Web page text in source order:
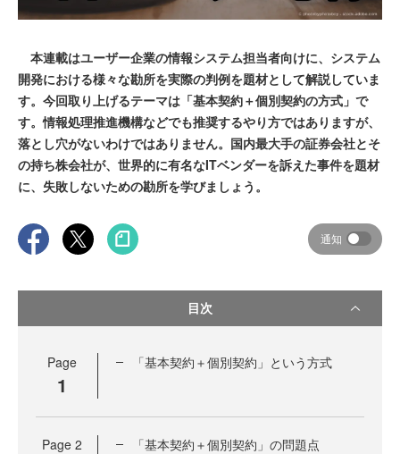
本連載はユーザー企業の情報システム担当者向けに、システム
開発における様々な勘所を実際の判例を題材として解説していま
す。今回取り上げるテーマは「基本契約＋個別契約の方式」で
す。情報処理推進機構などでも推奨するやり方ではありますが、
落とし穴がないわけではありません。国内最大手の証券会社とそ
の持ち株会社が、世界的に有名なITベンダーを訴えた事件を題材
に、失敗しないための勘所を学びましょう。
通知
目次
Page
1
「基本契約＋個別契約」という方式
Page 2 「基本契約＋個別契約」の問題点